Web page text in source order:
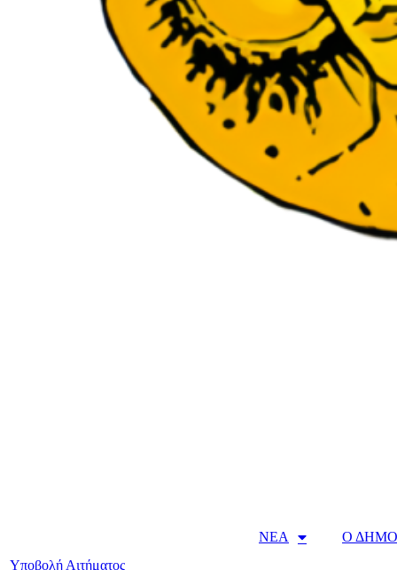
ΝΕΑ Ο
Υποβολή Αιτήματος